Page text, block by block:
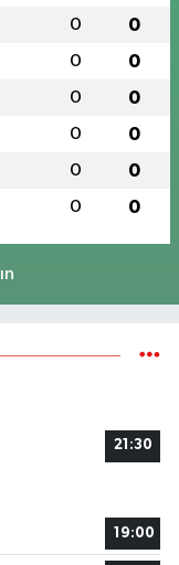
0 0
0 0
0 0
0 0
0 0
0 0
21:30
19:00